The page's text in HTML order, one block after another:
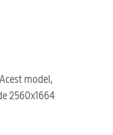
model,
2560x1664